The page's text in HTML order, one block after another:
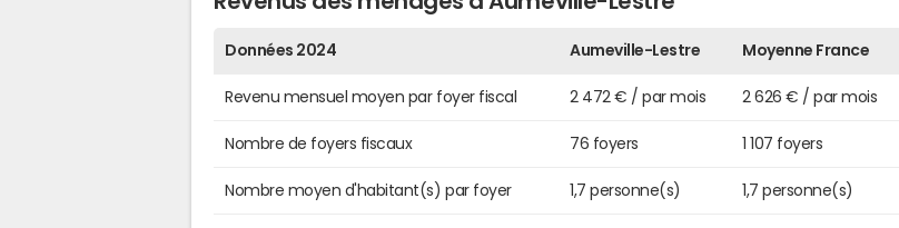
Données 2024 Aumeville-Lestre Moyenne France
Revenu mensuel moyen par foyer fiscal 2 472 € / par mois 2 626 € / par mois
Nombre de foyers fiscaux 76 foyers 1 107 foyers
Nombre moyen d'habitant(s) par foyer 1,7 personne(s) 1,7 personne(s)